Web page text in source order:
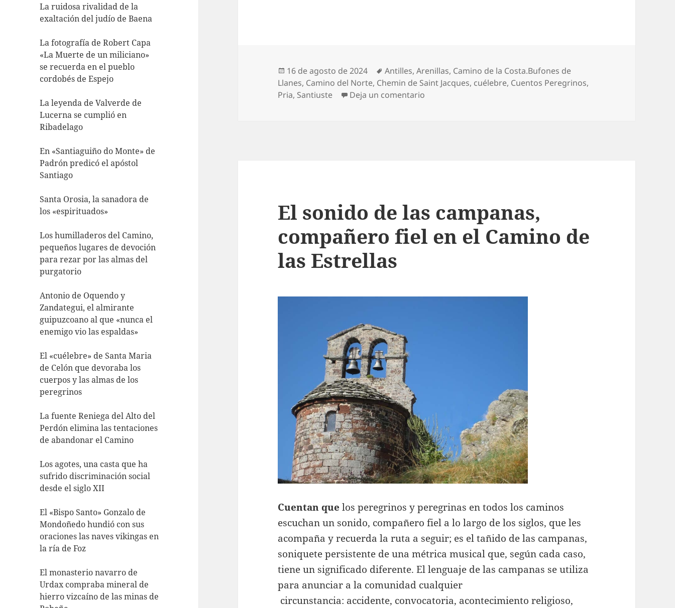
La ruidosa rivalidad de la
exaltación del judío de Baena
La fotografía de Robert Capa
«La Muerte de un miliciano»
se recuerda en el pueblo
cordobés de Espejo
La leyenda de Valverde de
Lucerna se cumplió en
Ribadelago
En «Santiaguiño do Monte» de
Padrón predicó el apóstol
Santiago
Santa Orosia, la sanadora de
los «espirituados»
Los humilladeros del Camino,
pequeños lugares de devoción
para rezar por las almas del
purgatorio
Antonio de Oquendo y
Zandategui, el almirante
guipuzcoano al que «nunca el
enemigo vio las espaldas»
El «cuélebre» de Santa Maria
de Celón que devoraba los
cuerpos y las almas de los
peregrinos
La fuente Reniega del Alto del
Perdón elimina las tentaciones
de abandonar el Camino
Los agotes, una casta que ha
sufrido discriminación social
desde el siglo XII
El «Bispo Santo» Gonzalo de
Mondoñedo hundió con sus
oraciones las naves vikingas en
la ría de Foz
El monasterio navarro de
Urdax compraba mineral de
hierro vizcaíno de las minas de
Publicado
el
16 de agosto de 2024 Etiquetas
Antilles,Arenillas, Camino de la Costa.Bufones de
Llanes, Camino del Norte, Chemin de Saint Jacques, cuélebre, Cuentos Peregrinos,
Pria, Santiuste Deja un comentario
El sonido de las campanas,
compañero fiel en el Camino de
las Estrellas
Cuentan que los peregrinos y peregrinas en todos los caminos
escuchan un sonido, compañero fiel a lo largo de los siglos, que les
acompaña y recuerda la ruta a seguir; es el tañido de las campanas,
soniquete persistente de una métrica musical que, según cada caso,
tiene un significado diferente. El lenguaje de las campanas se utiliza
para anunciar a la comunidad cualquier
circunstancia: accidente, convocatoria, acontecimiento religioso,